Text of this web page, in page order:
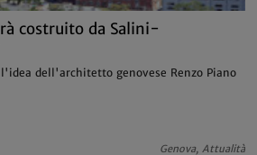
costruito da Salini-
dell'architetto genovese Renzo Piano
Genova, Attualità